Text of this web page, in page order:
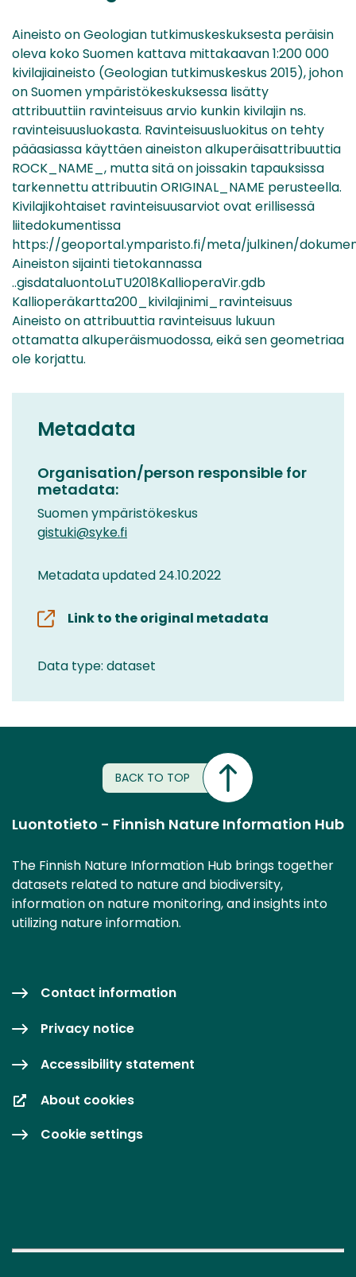
Aineisto on Geologian tutkimuskeskuksesta peräisin
oleva koko Suomen kattava mittakaavan 1:200 000
kivilajiaineisto (Geologian tutkimuskeskus 2015), johon
on Suomen ympäristökeskuksessa lisätty
attribuuttiin ravinteisuus arvio kunkin kivilajin ns.
ravinteisuusluokasta. Ravinteisuusluokitus on tehty
pääasiassa käyttäen aineiston alkuperäisattribuuttia
ROCK_NAME_, mutta sitä on joissakin tapauksissa
tarkennettu attribuutin ORIGINAL_NAME perusteella.
Kivilajikohtaiset ravinteisuusarviot ovat erillisessä
liitedokumentissa
https://geoportal.ymparisto.fi/meta/julkinen/
Aineiston sijainti tietokannassa
..gisdataluontoLuTU2018KallioperaVir.gdb
Kallioperäkartta200_kivilajinimi_ravinteisuus
Aineisto on attribuuttia ravinteisuus lukuun
ottamatta alkuperäismuodossa, eikä sen geometriaa
ole korjattu.
Metadata
Organisation/person responsible for
metadata:
Suomen ympäristökeskus
gistuki@syke.fi
Metadata updated 24.10.2022
Link to the original metadata
Data type: dataset
BACK TO TOP
Luontotieto - Finnish Nature Information Hub
The Finnish Nature Information Hub brings together
datasets related to nature and biodiversity,
information on nature monitoring, and insights into
utilizing nature information.
Contact information
Privacy notice
Accessibility statement
About cookies
Cookie settings